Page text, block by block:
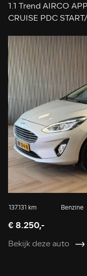
1.1 Trend AIRCO
CRUISE PDC
137.131 km Benzine
€ 8.250,-
Bekijk deze auto